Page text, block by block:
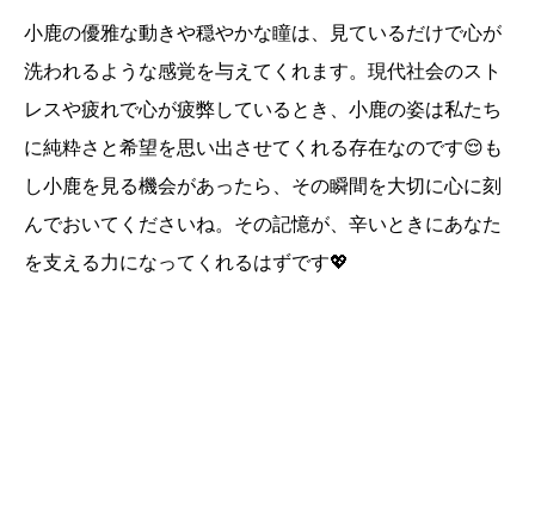
小鹿の優雅な動きや穏やかな瞳は、見ているだけで心が
洗われるような感覚を与えてくれます。現代社会のスト
レスや疲れで心が疲弊しているとき、小鹿の姿は私たち
に純粋さと希望を思い出させてくれる存在なのです😌も
し小鹿を見る機会があったら、その瞬間を大切に心に刻
んでおいてくださいね。その記憶が、辛いときにあなた
を支える力になってくれるはずです💖